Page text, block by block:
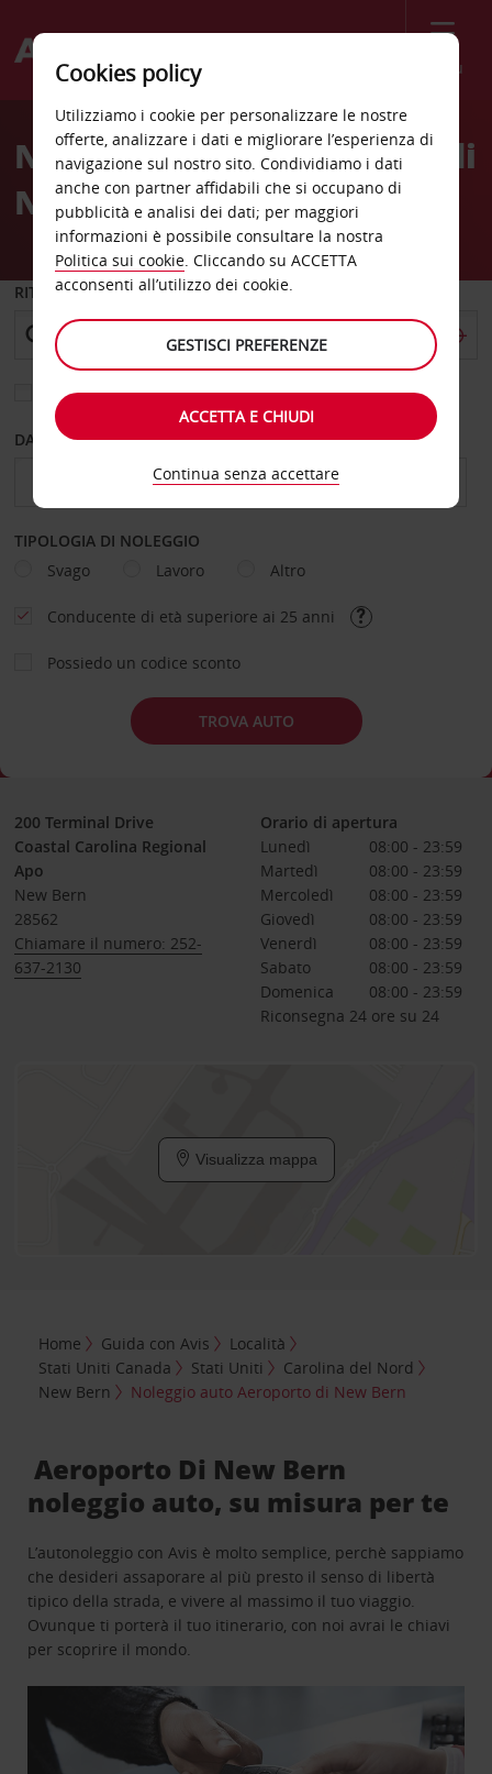
Menù
Welcome
AvisNoleggio auto Aeroporto di
New Bern
RITIRO DA
Scegli una località di riconsegna diversa
DAL GIORNO AL GIORNO
TIPOLOGIA DI NOLEGGIO
Svago
Lavoro Altro
Conducente di età superiore ai 25 anni
Possiedo un codice sconto
TROVA AUTO
200 Terminal Drive
Coastal Carolina Regional
Apo
New Bern
28562
Chiamare il numero: 252-
637-2130
Orario di apertura
Lunedì
08:00 - 23:59
Martedì
08:00 - 23:59
Mercoledì
08:00 - 23:59
Giovedì
08:00 - 23:59
Venerdì
08:00 - 23:59
Sabato
08:00 - 23:59
Domenica
08:00 - 23:59
Riconsegna 24 ore su 24
Visualizza mappa
Home Guida con Avis
Località
Stati Uniti Canada
Stati Uniti
Carolina del Nord
New Bern
Noleggio auto Aeroporto di New Bern
Aeroporto Di New Bern
noleggio auto, su misura per te
L’autonoleggio con Avis è molto semplice, perchè sappiamo
che desideri assaporare al più presto il senso di libertà
tipico della strada, e vivere al massimo il tuo viaggio.
Ovunque ti porterà il tuo itinerario, con noi avrai le chiavi
per scoprire il mondo.
Cookies policy
Utilizziamo i cookie per personalizzare le nostre
offerte, analizzare i dati e migliorare l’esperienza di
navigazione sul nostro sito. Condividiamo i dati
anche con partner affidabili che si occupano di
pubblicità e analisi dei dati; per maggiori
informazioni è possibile consultare la nostra
Politica sui cookie. Cliccando su ACCETTA
acconsenti all’utilizzo dei cookie.
GESTISCI PREFERENZE
ACCETTA E CHIUDI
Continua senza accettare